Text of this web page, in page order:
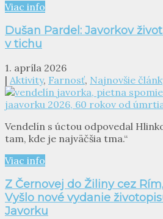
Viac info
Dušan Pardel: Javorkov
v tichu
1. apríla 2026
| Aktivity, Farnosť, Najnovšie
Vendelín s úctou odpovedal
tam, kde je najväčšia tma.“
Viac info
Z Černovej do Žiliny cez
Vyšlo nové vydanie
Javorku